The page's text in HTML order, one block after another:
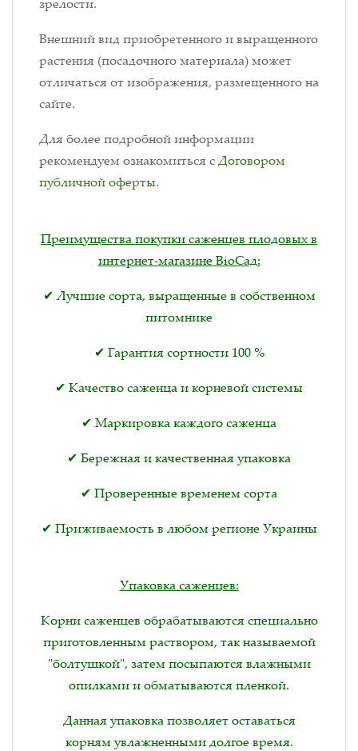
Внешний вид приобретенного и выращенного
растения (посадочного материала) может
отличаться от изображения, размещенного на
сайте.
Для более подробной информации
рекомендуем ознакомиться сДоговором
публичной оферты.
Преимущества покупки саженцев плодовых в
интернет-магазине BioСад:
✔ Лучшие сорта, выращенные в собственном
питомнике
✔ Гарантия сортности 100 %
✔ Качество саженца и корневой системы
✔ Маркировка каждого саженца
✔ Бережная и качественная упаковка
✔ Проверенные временем сорта
✔ Приживаемость в любом регионе Украины
Упаковка саженцев:
Корни саженцев обрабатываются специально
приготовленным раствором, так называемой
"болтушкой", затем посыпаются влажными
опилками и обматываются пленкой.
Данная упаковка позволяет оставаться
корням увлажненными долгое время.